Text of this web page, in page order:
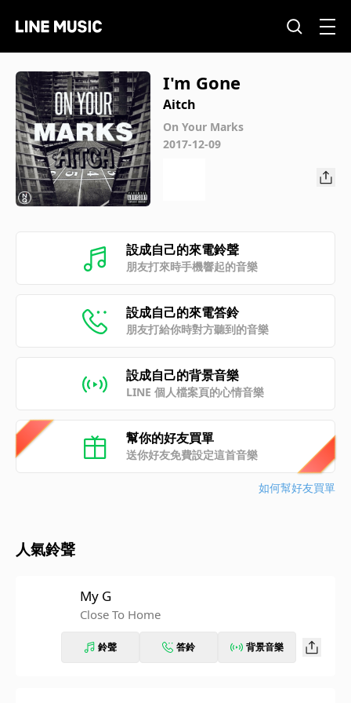
I'm Gone
Aitch
On Your Marks
2017-12-09
設成自己的來電鈴聲
朋友打來時手機響起的音樂
設成自己的來電答鈴
朋友打給你時對方聽到的音樂
設成自己的背景音樂
LINE 個人檔案頁的心情音樂
幫你的好友買單
送你好友免費設定這首音樂
如何幫好友買單
人氣鈴聲
My G
Close To Home
鈴聲 答鈴 背景音樂